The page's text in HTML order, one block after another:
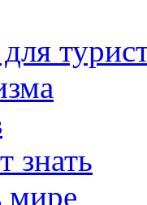
знать
мире